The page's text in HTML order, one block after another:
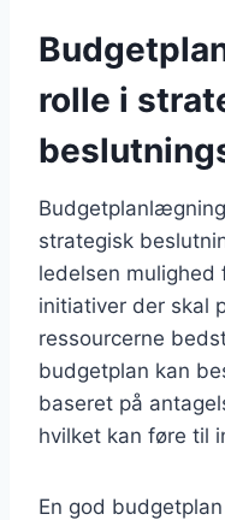
rolle i
strategisk
ledelsen mulighed
initiativer der skal
ressourcerne
budgetplan kan
baseret på
hvilket kan føre til
En god